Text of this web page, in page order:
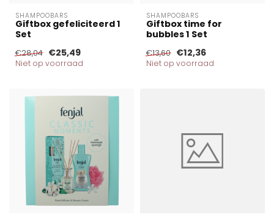
SHAMPOOBARS
Giftbox gefeliciteerd 1
Set
€28,04 €25,49
Niet op voorraad
SHAMPOOBARS
Giftbox time for
bubbles 1 Set
€13,60 €12,36
Niet op voorraad